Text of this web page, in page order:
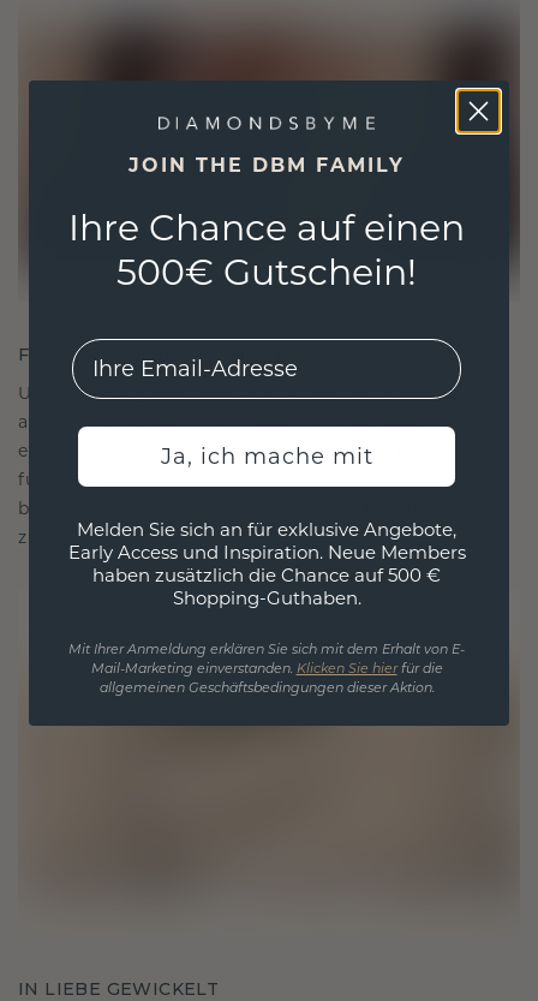
FÜR VERBINDUNGEN GESCHAFFEN
Unsere Designphilosophie ist auf Verbindung
ausgelegt, wobei jedes Stück so gestaltet ist, dass
es die Zeit überdauert. Es wird zu Ihrem Symbol
für Liebe und wertvolle Momente, das dazu
bestimmt ist, für immer getragen und geschätzt
zu werden.
IN LIEBE GEWICKELT
JOIN THE DBM FAMILY
Ihre Chance auf einen
500€ Gutschein!
EMail
Ja, ich mache mit
Melden Sie sich an für exklusive Angebote,
Early Access und Inspiration. Neue Members
haben zusätzlich die Chance auf 500 €
Shopping-Guthaben.
Mit Ihrer Anmeldung erklären Sie sich mit dem Erhalt von E-
Mail-Marketing einverstanden. Klicken Sie hierfür die
allgemeinen Geschäftsbedingungen dieser Aktion.